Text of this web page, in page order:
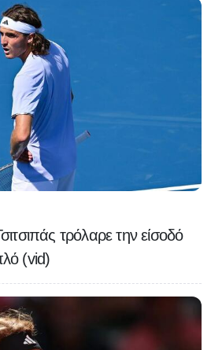
τρόλαρε την είσοδό
(vid)